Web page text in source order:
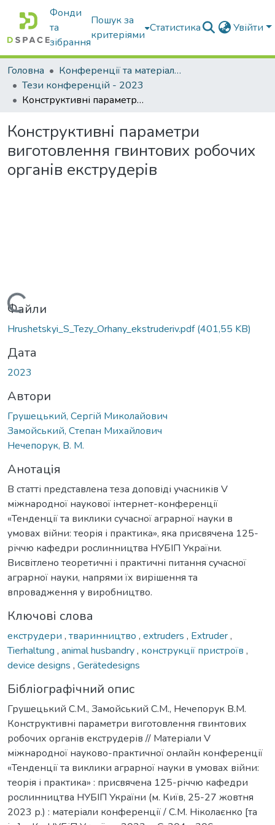
Фонди
та
зібрання
Пошук за
критеріями
Статистика Увійти
Головна
Конференції та матеріали конференцій
Тези конференцій - 2023
Конструктивні параметри виготовлення гвинтових робочих органів екструдерів
Конструктивні параметри
виготовлення гвинтових робочих
органів екструдерів
Вантажиться...
Файли
Hrushetskyi_S_Tezy_Orhany_ekstruderiv.pdf(401,55 KB)
Дата
2023
Автори
Грушецький, Сергій Миколайович
Замойський, Степан Михайлович
Нечепорук, В. М.
Анотація
В статті представлена теза доповіді учасників V
міжнародної наукової інтернет-конференції
«Тенденції та виклики сучасної аграрної науки в
умовах війни: теорія і практика», яка присвячена 125-
річчю кафедри рослинництва НУБІП України.
Висвітлено теоретичні і практичні питання сучасної
аграрної науки, напрями їх вирішення та
впровадження у виробництво.
Ключові слова
екструдери , тваринництво , extruders , Extruder,
Tierhaltung , animal husbandry, конструкції пристроїв ,
device designs , Gerätedesigns
Бібліографічний опис
Грушецький С.М., Замойський С.М., Нечепорук В.М.
Конструктивні параметри виготовлення гвинтових
робочих органів екструдерів // Матеріали V
міжнародної науково-практичної онлайн конференції
«Тенденції та виклики аграрної науки в умовах війни:
теорія і практика» : присвячена 125-річчю кафедри
рослинництва НУБІП України (м. Київ, 25-27 жовтня
2023 р.) : матеріали конференції / С.М. Ніколаєнко [та